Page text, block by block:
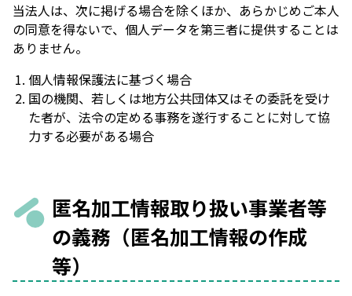
当法人は、次に掲げる場合を除くほか、あらかじめご本人
の同意を得ないで、個人データを第三者に提供することは
ありません。
個人情報保護法に基づく場合
国の機関、若しくは地方公共団体又はその委託を受け
た者が、法令の定める事務を遂行することに対して協
力する必要がある場合
匿名加工情報取り扱い事業者等
の義務（匿名加工情報の作成
等）